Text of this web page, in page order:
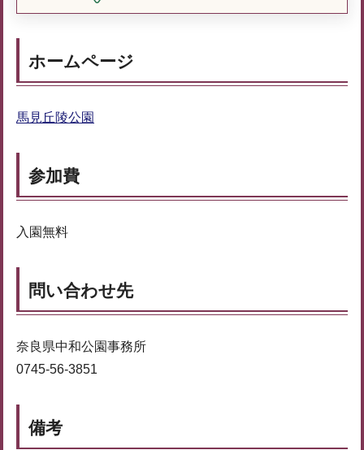
ホームページ
馬見丘陵公園
参加費
入園無料
問い合わせ先
奈良県中和公園事務所
0745-56-3851
備考